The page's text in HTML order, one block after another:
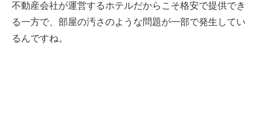
不動産会社が運営するホテルだからこそ格安で提供でき
る一方で、部屋の汚さのような問題が一部で発生してい
るんですね。